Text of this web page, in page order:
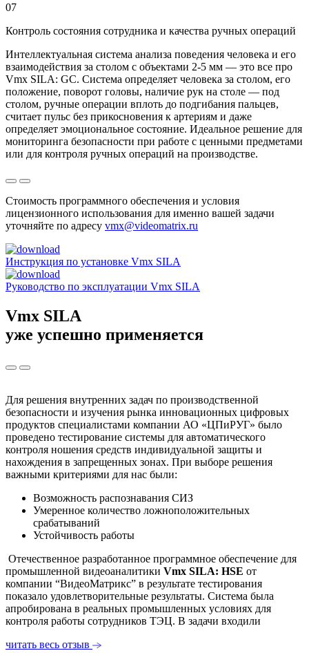
07
Контроль состояния сотрудника и качества ручных операций
Интеллектуальная система анализа поведения человека и его
взаимодействия за столом с объектами 2-5 мм — это все про
Vmx SILA: GC. Система определяет человека за столом, его
положение, поворот головы, наличие рук на столе — под
столом, ручные операции вплоть до подгибания пальцев,
считает пульс без прикосновения к артериям и даже
определяет эмоциональное состояние. Идеальное решение для
мониторинга безопасности при работе с ценными предметами
или для контроля ручных операций на производстве.
Стоимость программного обеспечения и условия
лицензионного использования для именно вашей задачи
уточняйте по адресу vmx@videomatrix.ru
Инструкция по установке Vmx SILA
Руководство по эксплуатации Vmx SILA
Vmx SILA
уже успешно применяется
Для решения внутренних задач по производственной
безопасности и изучения рынка инновационных цифровых
продуктов специалистами компании АО «ЦПиРУГ» было
проведено тестирование системы для автоматического
контроля ношения средств индивидуальной защиты и
нахождения в запрещенных зонах. При выборе решения
важными критериями для нас были:
Возможность распознавания СИЗ
Умеренное количество ложноположительных
срабатываний
Устойчивость работы
Отечественное разработанное программное обеспечение для
промышленной видеоаналитики Vmx SILA: HSE от
компании “ВидеоМатрикс” в результате тестирования
показало удовлетворительные результаты. Система была
апробирована в реальных промышленных условиях для
контроля работы сотрудников ТЭЦ. В задачи входили
читать весь отзыв